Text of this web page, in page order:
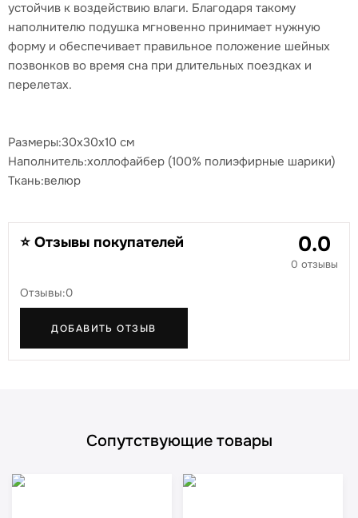
устойчив к воздействию влаги. Благодаря такому
наполнителю подушка мгновенно принимает нужную
форму и обеспечивает правильное положение шейных
позвонков во время сна при длительных поездках и
перелетах.
Размеры:30х30х10 см
Наполнитель:холлофайбер (100% полиэфирные шарики)
Ткань:велюр
⭐ Отзывы покупателей 0.0
0 отзывы
Отзывы:0
ДОБАВИТЬ ОТЗЫВ
Сопутствующие товары